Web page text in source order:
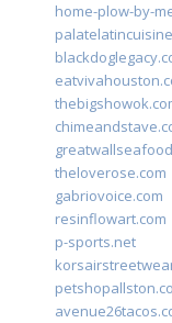
home-plow-by-
theloverose.com
gabriovoice.com
resinflowart.com
p-sports.net